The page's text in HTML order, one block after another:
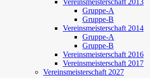
Vereinsmeisterschaft 2013
Gruppe-A
Gruppe-B
Vereinsmeisterschaft 2014
Gruppe-A
Gruppe-B
Vereinsmeisterschaft 2016
Vereinsmeisterschaft 2017
Vereinsmeisterschaft 2027